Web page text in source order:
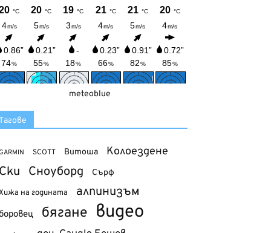
meteoblue
SCOTT Витоша Колоездене
Сноуборд Сърф
на годината алпинизъм
бягане видео